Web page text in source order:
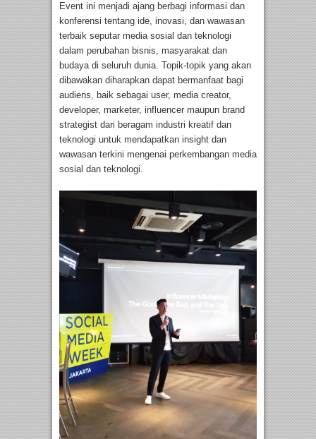
Event ini menjadi ajang berbagi informasi dan
konferensi tentang ide, inovasi, dan wawasan
terbaik seputar media sosial dan teknologi
dalam perubahan bisnis, masyarakat dan
budaya di seluruh dunia. Topik-topik yang akan
dibawakan diharapkan dapat bermanfaat bagi
audiens, baik sebagai user, media creator,
developer, marketer, influencer maupun brand
strategist dari beragam industri kreatif dan
teknologi untuk mendapatkan insight dan
wawasan terkini mengenai perkembangan media
sosial dan teknologi.